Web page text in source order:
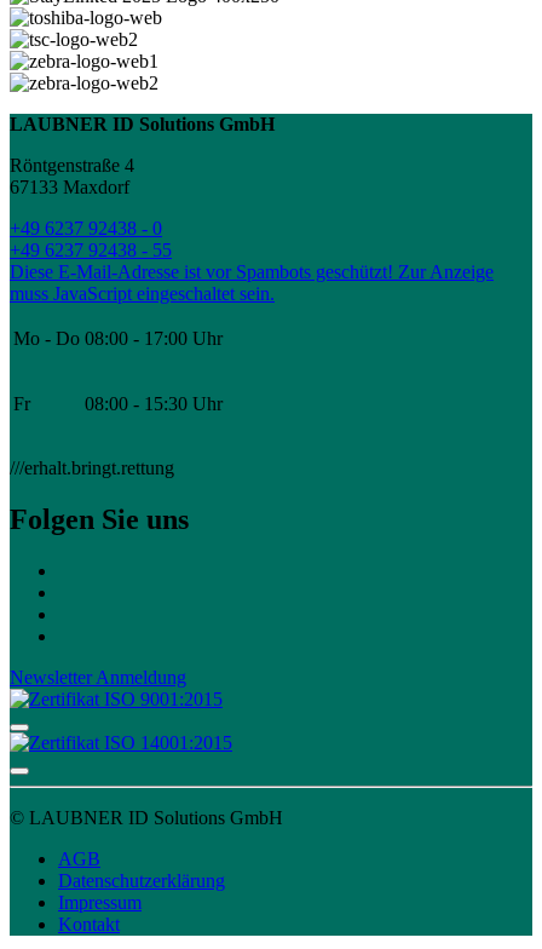
LAUBNER ID Solutions GmbH
Röntgenstraße 4
67133 Maxdorf
+49 6237 92438 - 0
+49 6237 92438 - 55
Diese E-Mail-Adresse ist vor Spambots geschützt! Zur Anzeige
muss JavaScript eingeschaltet sein.
Mo - Do 08:00 - 17:00 Uhr
Fr 08:00 - 15:30 Uhr
///erhalt.bringt.rettung
Folgen Sie uns
Newsletter Anmeldung
© LAUBNER ID Solutions GmbH
AGB
Datenschutzerklärung
Impressum
Kontakt